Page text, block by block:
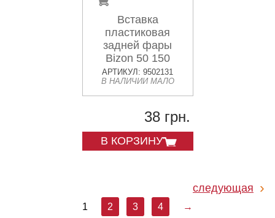
Вставка
пластиковая
задней фары
Bizon 50 150
АРТИКУЛ: 9502131
В НАЛИЧИИ МАЛО
38 грн.
В КОРЗИНУ
следующая
1 2 3 4 →